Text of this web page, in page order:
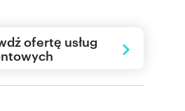
ofertę usług